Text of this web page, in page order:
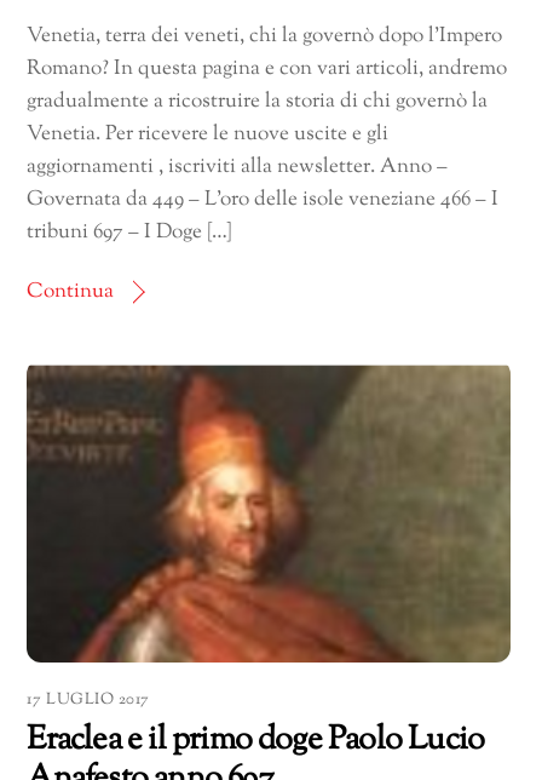
Venetia, terra dei veneti, chi la governò dopo l’Impero
Romano? In questa pagina e con vari articoli, andremo
gradualmente a ricostruire la storia di chi governò la
Venetia. Per ricevere le nuove uscite e gli
aggiornamenti , iscriviti alla newsletter. Anno –
Governata da 449 – L’oro delle isole veneziane 466 – I
tribuni 697 – I Doge […]
Continua
17 LUGLIO 2017
Eraclea e il primo doge Paolo Lucio